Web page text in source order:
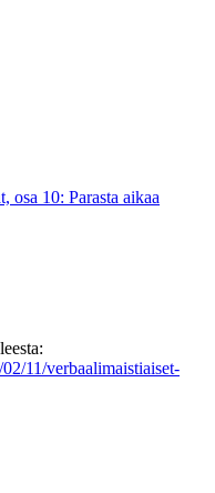
10: Parasta aikaa
11/verbaalimaistiaiset-